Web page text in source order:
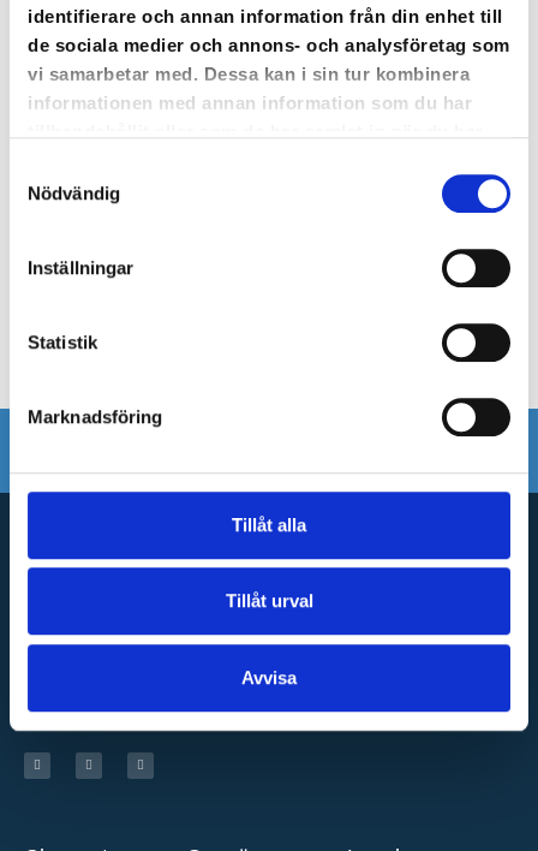
identifierare och annan information från din enhet till
de sociala medier och annons- och analysföretag som
vi samarbetar med. Dessa kan i sin tur kombinera
informationen med annan information som du har
Nödvändig
Inställningar
Statistik
Marknadsföring
Tillåt alla
Tillåt urval
Avvisa
Cloocast is a Swedish platform where companies can store,
protect, package, distribute and charge for blended learning.